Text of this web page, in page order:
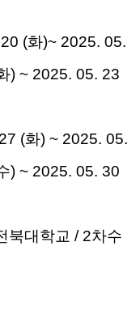
(화)~ 2025. 05.
) ~ 2025. 05. 23
(화) ~ 2025. 05.
) ~ 2025. 05. 30
북대학교 / 2차수